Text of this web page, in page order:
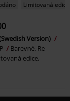
Limitovaná edice
Version)
Barevné, Re-
edice,